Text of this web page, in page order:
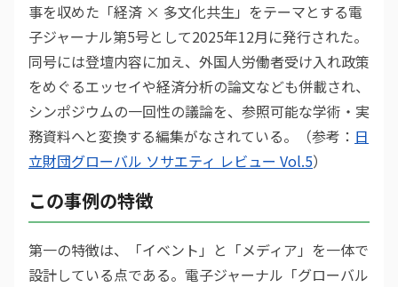
事を収めた「経済 × 多文化共生」をテーマとする電
子ジャーナル第5号として2025年12月に発行された。
同号には登壇内容に加え、外国人労働者受け入れ政策
をめぐるエッセイや経済分析の論文なども併載され、
シンポジウムの一回性の議論を、参照可能な学術・実
務資料へと変換する編集がなされている。（参考： 日
立財団グローバル ソサエティ レビュー Vol.5）
この事例の特徴
第一の特徴は、「イベント」と「メディア」を一体で
設計している点である。電子ジャーナル「グローバル